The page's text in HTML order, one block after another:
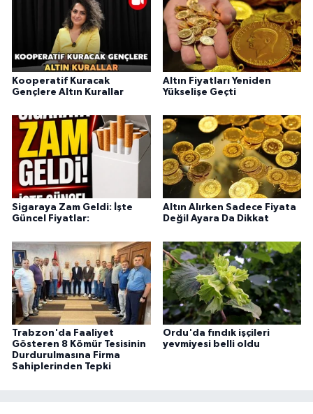
Kooperatif Kuracak
Gençlere Altın Kurallar
Altın Fiyatları Yeniden
Yükselişe Geçti
Sigaraya Zam Geldi: İşte
Güncel Fiyatlar:
Altın Alırken Sadece Fiyata
Değil Ayara Da Dikkat
Trabzon'da Faaliyet
Gösteren 8 Kömür Tesisinin
Durdurulmasına Firma
Sahiplerinden Tepki
Ordu'da fındık işçileri
yevmiyesi belli oldu